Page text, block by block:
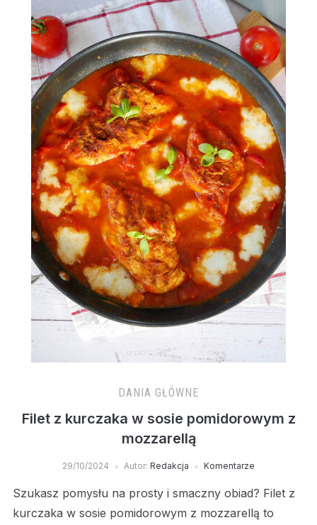
DANIA GŁÓWNE
Filet z kurczaka w sosie pomidorowym z
mozzarellą
29/10/2024 Autor: Redakcja Komentarze
Szukasz pomysłu na prosty i smaczny obiad? Filet z
kurczaka w sosie pomidorowym z mozzarellą to